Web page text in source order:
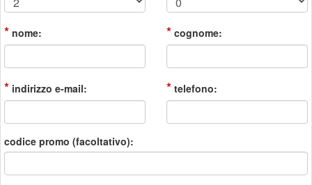
* nome: * cognome:
* indirizzo e-mail: * telefono:
codice promo (facoltativo):